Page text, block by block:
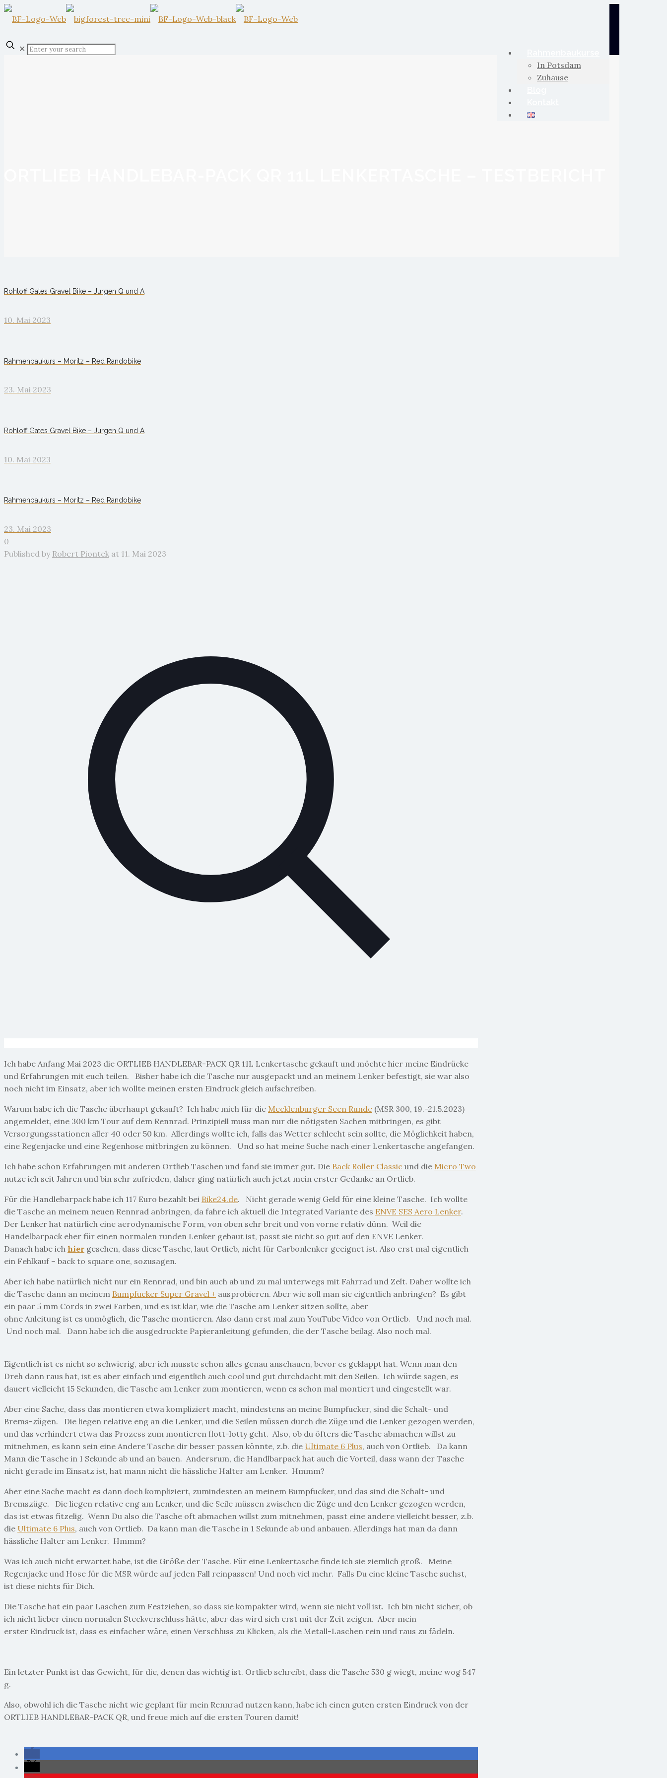
In Potsdam
Zuhause
✕
Rohloff Gates Gravel Bike – Jürgen Q und A
10. Mai 2023
Rahmenbaukurs – Moritz – Red Randobike
23. Mai 2023
Rohloff Gates Gravel Bike – Jürgen Q und A
10. Mai 2023
Rahmenbaukurs – Moritz – Red Randobike
23. Mai 2023
0
Published by Robert Piontek at 11. Mai 2023
Ich habe Anfang Mai 2023 die ORTLIEB HANDLEBAR-PACK QR 11L Lenkertasche gekauft und möchte hier meine Eindrücke
und Erfahrungen mit euch teilen. Bisher habe ich die Tasche nur ausgepackt und an meinem Lenker befestigt, sie war also
noch nicht im Einsatz, aber ich wollte meinen ersten Eindruck gleich aufschreiben.
Warum habe ich die Tasche überhaupt gekauft? Ich habe mich für die Mecklenburger Seen Runde (MSR 300, 19.-21.5.2023)
angemeldet, eine 300 km Tour auf dem Rennrad. Prinzipiell muss man nur die nötigsten Sachen mitbringen, es gibt
Versorgungsstationen aller 40 oder 50 km. Allerdings wollte ich, falls das Wetter schlecht sein sollte, die Möglichkeit haben,
eine Regenjacke und eine Regenhose mitbringen zu können. Und so hat meine Suche nach einer Lenkertasche angefangen.
Ich habe schon Erfahrungen mit anderen Ortlieb Taschen und fand sie immer gut. Die Back Roller Classic und die Micro Two
nutze ich seit Jahren und bin sehr zufrieden, daher ging natürlich auch jetzt mein erster Gedanke an Ortlieb.
Für die Handlebarpack habe ich 117 Euro bezahlt bei Bike24.de. Nicht gerade wenig Geld für eine kleine Tasche. Ich wollte
die Tasche an meinem neuen Rennrad anbringen, da fahre ich aktuell die Integrated Variante des ENVE SES Aero Lenker.
Der Lenker hat natürlich eine aerodynamische Form, von oben sehr breit und von vorne relativ dünn. Weil die
Handelbarpack eher für einen normalen runden Lenker gebaut ist, passt sie nicht so gut auf den ENVE Lenker.
Danach habe ich hier gesehen, dass diese Tasche, laut Ortlieb, nicht für Carbonlenker geeignet ist. Also erst mal eigentlich
ein Fehlkauf – back to square one, sozusagen.
Aber ich habe natürlich nicht nur ein Rennrad, und bin auch ab und zu mal unterwegs mit Fahrrad und Zelt. Daher wollte ich
die Tasche dann an meinem Bumpfucker Super Gravel + ausprobieren. Aber wie soll man sie eigentlich anbringen? Es gibt
ein paar 5 mm Cords in zwei Farben, und es ist klar, wie die Tasche am Lenker sitzen sollte, aber
ohne Anleitung ist es unmöglich, die Tasche montieren. Also dann erst mal zum YouTube Video von Ortlieb. Und noch mal.
Und noch mal. Dann habe ich die ausgedruckte Papieranleitung gefunden, die der Tasche beilag. Also noch mal.
Eigentlich ist es nicht so schwierig, aber ich musste schon alles genau anschauen, bevor es geklappt hat. Wenn man den
Dreh dann raus hat, ist es aber einfach und eigentlich auch cool und gut durchdacht mit den Seilen. Ich würde sagen, es
dauert vielleicht 15 Sekunden, die Tasche am Lenker zum montieren, wenn es schon mal montiert und eingestellt war.
Aber eine Sache, dass das montieren etwa kompliziert macht, mindestens an meine Bumpfucker, sind die Schalt- und
Brems-zügen. Die liegen relative eng an die Lenker, und die Seilen müssen durch die Züge und die Lenker gezogen werden,
und das verhindert etwa das Prozess zum montieren flott-lotty geht. Also, ob du öfters die Tasche abmachen willst zu
mitnehmen, es kann sein eine Andere Tasche dir besser passen könnte, z.b. die Ultimate 6 Plus, auch von Ortlieb. Da kann
Mann die Tasche in 1 Sekunde ab und an bauen. Andersrum, die Handlbarpack hat auch die Vorteil, dass wann der Tasche
nicht gerade im Einsatz ist, hat mann nicht die hässliche Halter am Lenker. Hmmm?
Aber eine Sache macht es dann doch kompliziert, zumindesten an meinem Bumpfucker, und das sind die Schalt- und
Bremszüge. Die liegen relative eng am Lenker, und die Seile müssen zwischen die Züge und den Lenker gezogen werden,
das ist etwas fitzelig. Wenn Du also die Tasche oft abmachen willst zum mitnehmen, passt eine andere vielleicht besser, z.b.
die Ultimate 6 Plus, auch von Ortlieb. Da kann man die Tasche in 1 Sekunde ab und anbauen. Allerdings hat man da dann
hässliche Halter am Lenker. Hmmm?
Was ich auch nicht erwartet habe, ist die Größe der Tasche. Für eine Lenkertasche finde ich sie ziemlich groß. Meine
Regenjacke und Hose für die MSR würde auf jeden Fall reinpassen! Und noch viel mehr. Falls Du eine kleine Tasche suchst,
ist diese nichts für Dich.
Die Tasche hat ein paar Laschen zum Festziehen, so dass sie kompakter wird, wenn sie nicht voll ist. Ich bin nicht sicher, ob
ich nicht lieber einen normalen Steckverschluss hätte, aber das wird sich erst mit der Zeit zeigen. Aber mein
erster Eindruck ist, dass es einfacher wäre, einen Verschluss zu Klicken, als die Metall-Laschen rein und raus zu fädeln.
Ein letzter Punkt ist das Gewicht, für die, denen das wichtig ist. Ortlieb schreibt, dass die Tasche 530 g wiegt, meine wog 547
g.
Also, obwohl ich die Tasche nicht wie geplant für mein Rennrad nutzen kann, habe ich einen guten ersten Eindruck von der
ORTLIEB HANDLEBAR-PACK QR, und freue mich auf die ersten Touren damit!